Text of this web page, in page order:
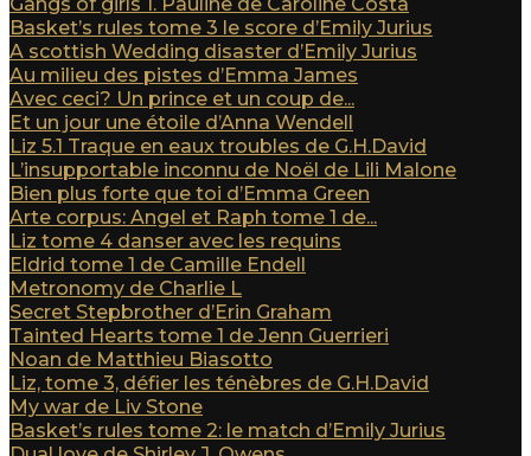
Basket’s rules tome 3 le score d’Emily Jurius
A scottish Wedding disaster d’Emily Jurius
Au milieu des pistes d’Emma James
Avec ceci? Un prince et un coup de...
Et un jour une étoile d’Anna Wendell
Liz 5.1 Traque en eaux troubles de G.H.David
L’insupportable inconnu de Noël de Lili Malone
Bien plus forte que toi d’Emma Green
Arte corpus: Angel et Raph tome 1 de...
Liz tome 4 danser avec les requins
Eldrid tome 1 de Camille Endell
Metronomy de Charlie L
Secret Stepbrother d’Erin Graham
Tainted Hearts tome 1 de Jenn Guerrieri
Noan de Matthieu Biasotto
Liz, tome 3, défier les ténèbres de G.H.David
My war de Liv Stone
Basket’s rules tome 2: le match d’Emily Jurius